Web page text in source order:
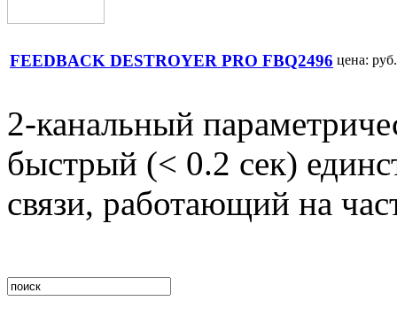
FEEDBACK DESTROYER PRO FBQ2496 цена: руб.
2-канальный
быстрый (< 0.2 сек)
связи, работающий на